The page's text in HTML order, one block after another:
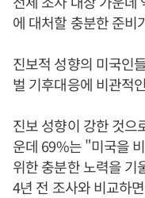
에 대처할 충분한 준비
진보적 성향의 미국인
벌 기후대응에 비관적
진보 성향이 강한 것으
운데 69%는 "미국을
위한 충분한 노력을 기
4년 전 조사와 비교하